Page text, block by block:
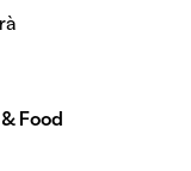
Food